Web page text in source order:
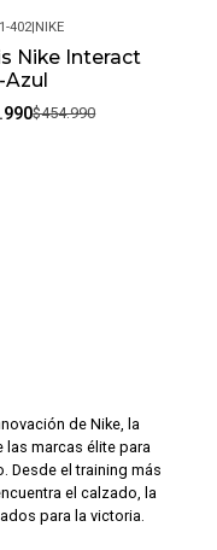
402|NIKE
Nike Interact
Azul
$454.990
de Nike, la
las marcas élite para
Desde el training más
el calzado, la
para la victoria.